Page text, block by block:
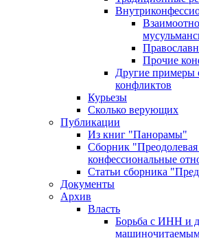
Прочие
Другие примеры
конфликтов
Курьезы
Сколько верующих
Публикации
Из книг "Панорамы"
Сборник "Преодолевая
конфессиональные
Статьи сборника
Документы
Архив
Власть
Борьба с ИНН и